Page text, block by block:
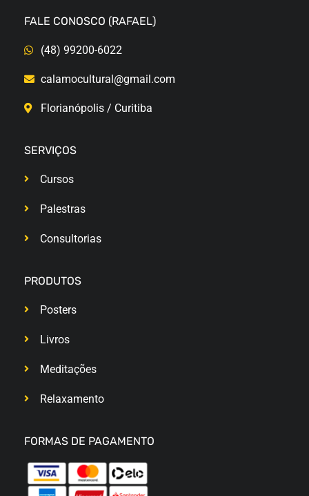
FALE CONOSCO (RAFAEL)
(48) 99200-6022
calamocultural@gmail.com
Florianópolis / Curitiba
SERVIÇOS
Cursos
Palestras
Consultorias
PRODUTOS
Posters
Livros
Meditações
Relaxamento
FORMAS DE PAGAMENTO